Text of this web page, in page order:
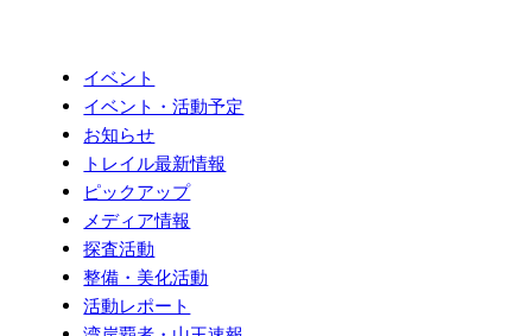
イベント
イベント・活動予定
お知らせ
トレイル最新情報
ピックアップ
メディア情報
探査活動
整備・美化活動
活動レポート